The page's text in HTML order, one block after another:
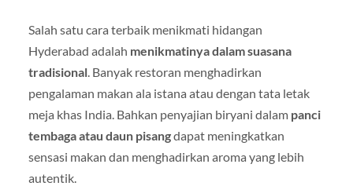
Salah satu cara terbaik menikmati hidangan
Hyderabad adalah menikmatinya dalam suasana
tradisional. Banyak restoran menghadirkan
pengalaman makan ala istana atau dengan tata letak
meja khas India. Bahkan penyajian biryani dalam panci
tembaga atau daun pisangdapat meningkatkan
sensasi makan dan menghadirkan aroma yang lebih
autentik.